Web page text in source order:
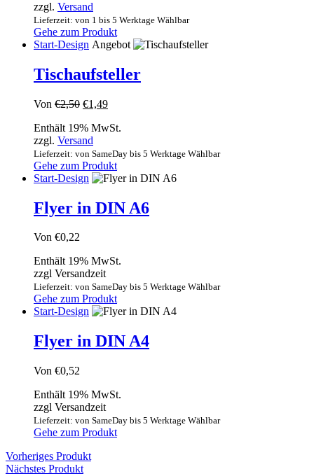
zzgl. Versand
Lieferzeit: von 1 bis 5 Werktage Wählbar
Gehe zum Produkt
Start-Design Angebot
Tischaufsteller
Von €2,50 Ursprünglicher
war:
€2,50
€1,49Aktueller
ist:
Enthält 19% MwSt.
zzgl. Versand
Lieferzeit: von SameDay bis 5 Werktage Wählbar
Gehe zum Produkt
Start-Design
Flyer in DIN A6
Von €0,22
Enthält 19% MwSt.
zzgl Versandzeit
Lieferzeit: von SameDay bis 5 Werktage Wählbar
Gehe zum Produkt
Start-Design
Flyer in DIN A4
Von €0,52
Enthält 19% MwSt.
zzgl Versandzeit
Lieferzeit: von SameDay bis 5 Werktage Wählbar
Gehe zum Produkt
Vorheriges Produkt
Nächstes Produkt